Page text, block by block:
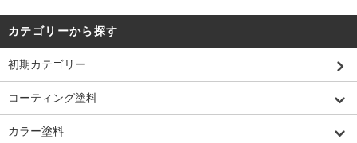
カテゴリーから探す
初期カテゴリー
コーティング塗料
カラー塗料